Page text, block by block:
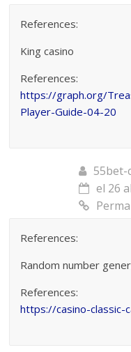
References:
King casino
References:
https://graph.org/
Player-Guide-04-20
55bet-
el 26
References:
Random number
References:
https://casino-classic-